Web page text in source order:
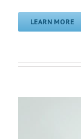
LEARN MORE